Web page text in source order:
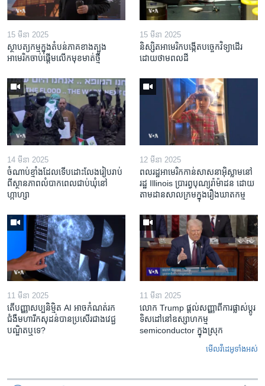
15 មីនា 2025
ស្ថាបត្យកម្ម​ក្នុង​តំបន់​ភាគ​ខាង​ត្បូង​
អាមេរិក​ចាប់ផ្តើម​លើក​មុខមាត់​ថ្មី
15 មីនា 2025
និស្សិត​អាមេរិក​បង្កើត​បច្ចេកវិទ្យា​ដើរ​
ដោយ​ថាមពល​ដី
14 មីនា 2025
ចំណាប់ខ្មាំង​ដែល​ទើប​ដោះលែង​រៀបរាប់​
ពី​ស្ថានភាព​​លំបាក​ពេល​ជាប់​ឃុំ​នៅ​
ហ្កាហ្សា
12 មីនា 2025
ពលរដ្ឋអាមេរិក​កាន់សាសនា​អ៊ិស្លាម​នៅ
រដ្ឋ Illinois ​ប្រារព្វបុណ្យរ៉ាម៉ាដន ​ដោយ​
តាម​ដាន​​សាលក្រមក្នុងរឿងឃាតកម្ម
11 មីនា 2025
តើ​បញ្ញាសប្បនិម្មិត​ AI អាច​កំណត់​រក​
ជំងឺមហារីក​សុដន់​បាន​ប្រសើរ​ជាង​វេជ្ជ
បណ្ឌិត​ឬ​ទេ?
11 មីនា 2025
លោក Trump ផ្តល់សញ្ញាពីការផ្លាស់ប្តូរ
ទិសដៅនៅឧស្សាហកម្ម
semiconductor ក្នុងស្រុក
មើល​វីដេអូ​ទាំង​អស់